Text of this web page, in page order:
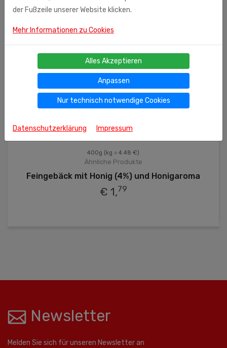
400g (kg = 4.48 €)
Ähnliche Produkte
Feingebäck mit Honig (4%) und Honigaroma
€ 1,79
Newsletter
Melden Sie sich für unseren Newsletter an
der Fußzeile unserer Website klicken.
Mehr Informationen zu Cookies
Alles Akzeptieren
Anpassen
Nur technisch notwendige Cookies
Datenschutzerklärung Impressum